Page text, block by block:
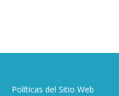
Políticas del Sitio Web